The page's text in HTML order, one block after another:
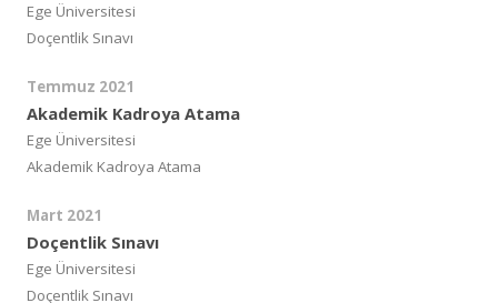
Ege Üniversitesi
Doçentlik Sınavı
Temmuz 2021
Akademik Kadroya Atama
Ege Üniversitesi
Akademik Kadroya Atama
Mart 2021
Doçentlik Sınavı
Ege Üniversitesi
Doçentlik Sınavı